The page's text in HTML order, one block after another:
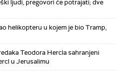
ljudi, pregovori će potrajati; dve
helikopteru u kojem je bio Tramp,
Teodora Hercla sahranjeni
u Jerusalimu